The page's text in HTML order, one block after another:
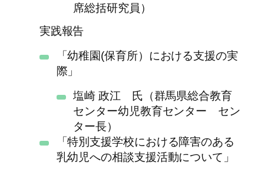
席総括研究員）
実践報告
「幼稚園(保育所）における支援の実
際」
塩崎 政江 氏（群馬県総合教育
センター幼児教育センター セン
ター長）
「特別支援学校における障害のある
乳幼児への相談支援活動について」